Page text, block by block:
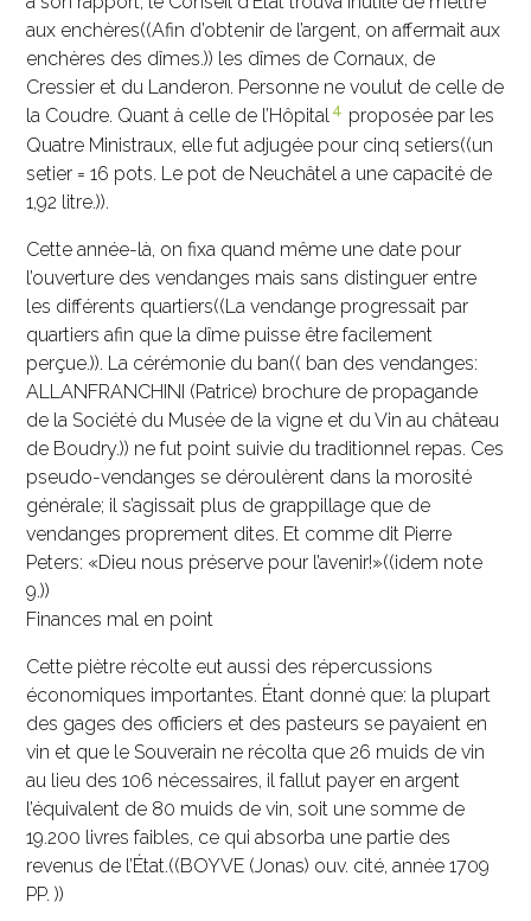
aux enchères((Afin d’obtenir de l’argent, on affermait aux
enchères des dîmes.)) les dîmes de Cornaux, de
Cressier et du Landeron. Personne ne voulut de celle de
la Coudre. Quant à celle de l’Hôpital4 proposée par les
Quatre Ministraux, elle fut adjugée pour cinq setiers((un
setier = 16 pots. Le pot de Neuchâtel a une capacité de
1,92 litre.)).
Cette année-là, on fixa quand même une date pour
l’ouverture des vendanges mais sans distinguer entre
les différents quartiers((La vendange progressait par
quartiers afin que la dîme puisse être facilement
perçue.)). La cérémonie du ban(( ban des vendanges:
ALLANFRANCHINI (Patrice) brochure de propagande
de la Société du Musée de la vigne et du Vin au château
de Boudry.)) ne fut point suivie du traditionnel repas. Ces
pseudo-vendanges se déroulèrent dans la morosité
générale; il s’agissait plus de grappillage que de
vendanges proprement dites. Et comme dit Pierre
Peters: «Dieu nous préserve pour l’avenir!»((idem note
9.))
Finances mal en point
Cette piètre récolte eut aussi des répercussions
économiques importantes. Étant donné que: la plupart
des gages des officiers et des pasteurs se payaient en
vin et que le Souverain ne récolta que 26 muids de vin
au lieu des 106 nécessaires, il fallut payer en argent
l’équivalent de 80 muids de vin, soit une somme de
19.200 livres faibles, ce qui absorba une partie des
revenus de l’État.((BOYVE (Jonas) ouv. cité, année 1709
PP. ))